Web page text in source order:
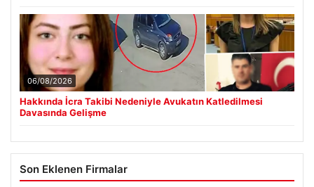
06/08/2026
Hakkında İcra Takibi Nedeniyle Avukatın Katledilmesi
Davasında Gelişme
Son Eklenen Firmalar